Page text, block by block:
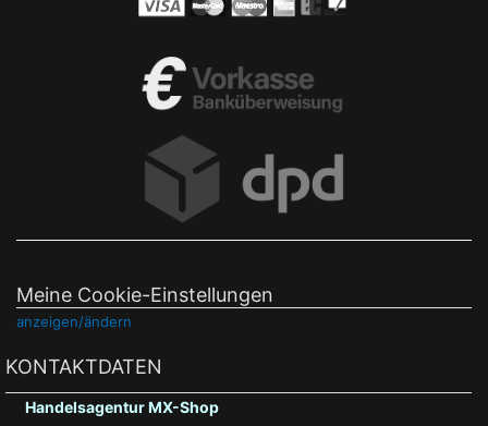
Meine Cookie-Einstellungen
anzeigen/ändern
KONTAKTDATEN
Handelsagentur MX-Shop